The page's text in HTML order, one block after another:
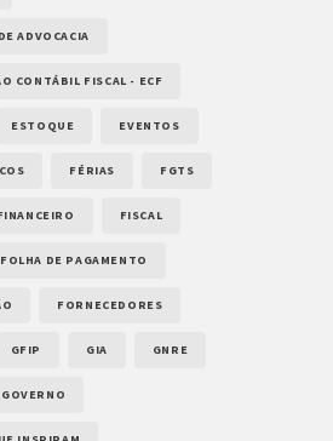
ADVOCACIA
CONTÁBIL FISCAL - ECF
ESTOQUE EVENTOS
FÉRIAS FGTS
FISCAL
FOLHA DE PAGAMENTO
FORNECEDORES
GFIP GIA GNRE
GOVERNO